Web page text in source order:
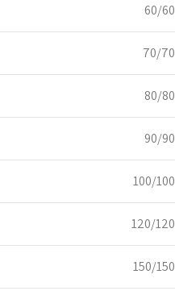
60/60
70/70
80/80
90/90
100/100
120/120
150/150